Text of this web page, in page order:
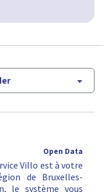
Open Data
Villo est à votre
de Bruxelles-
le système vous